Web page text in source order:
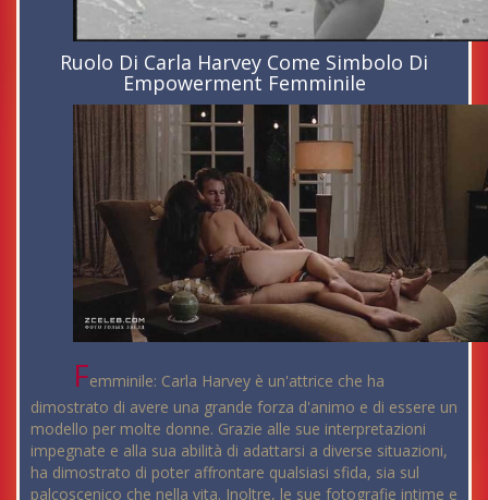
Ruolo Di Carla Harvey Come Simbolo Di
Empowerment Femminile
Femminile: Carla Harvey è un'attrice che ha
dimostrato di avere una grande forza d'animo e di essere un
modello per molte donne. Grazie alle sue interpretazioni
impegnate e alla sua abilità di adattarsi a diverse situazioni,
ha dimostrato di poter affrontare qualsiasi sfida, sia sul
palcoscenico che nella vita. Inoltre, le sue fotografie intime e